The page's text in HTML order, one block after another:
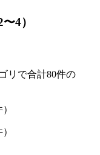
4）
リで合計80件の